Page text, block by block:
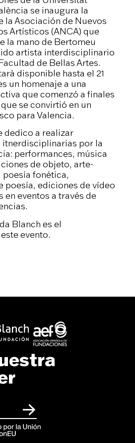
se inaugura la
la Asociación de Nuevos
Artísticos (ANCA) que
la mano de Bertomeu
artista interdisciplinario
de Bellas Artes.
disponible hasta el 21
un homenaje a una
que comenzó a finales
se convirtió en un
para Valencia.
dedico a realizar
itnerdisciplinarias por la
performances, música
de objeto, arte-
poesía fonética,
poesía, ediciones de vídeo
en eventos a través de
Blanch es el
evento.